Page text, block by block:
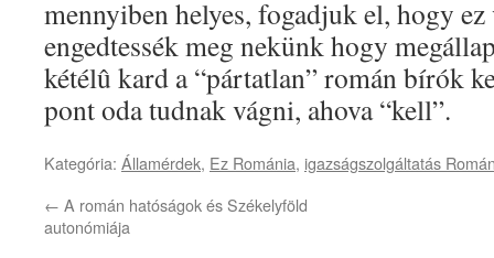
mennyiben helyes, fogadjuk el, hogy ez
engedtessék meg nekünk hogy
kétélû kard a “pártatlan” román bírók
pont oda tudnak vágni, ahova “kell”.
Kategória: Államérdek, Ez Románia, igazságszolgáltatás
← A román hatóságok és Székelyföld
autonómiája